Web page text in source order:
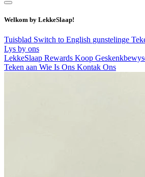
Welkom by LekkeSlaap!
Tuisblad Switch to English gunstelinge
Lys by ons
LekkeSlaap Rewards Koop
Teken aan Wie Is Ons Kontak Ons